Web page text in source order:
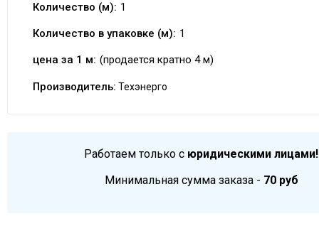
Количество (м): 1
Количество в упаковке (м): 1
цена за 1 м: (продается кратно 4 м)
Производитель: Техэнерго
Работаем только с юридическими лицами!
Минимальная сумма заказа - 70 руб